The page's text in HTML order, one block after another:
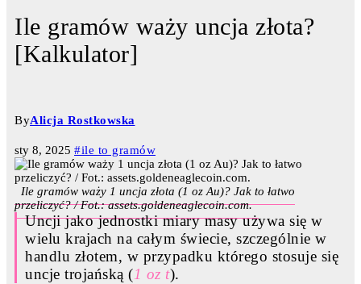
Ile gramów waży uncja złota?
[Kalkulator]
ByAlicja Rostkowska
sty 8, 2025 #ile to gramów
Ile gramów waży 1 uncja złota (1 oz Au)? Jak to łatwo
przeliczyć? / Fot.: assets.goldeneaglecoin.com.
Uncji jako jednostki miary masy używa się w
wielu krajach na całym świecie, szczególnie w
handlu złotem, w przypadku którego stosuje się
uncje trojańską (1 oz t).